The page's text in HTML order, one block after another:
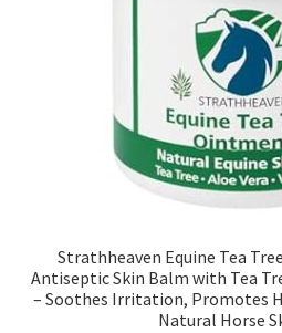
Strathheaven Equine Tea
Antiseptic Skin Balm with Tea
– Soothes Irritation, Promotes
Natural Horse